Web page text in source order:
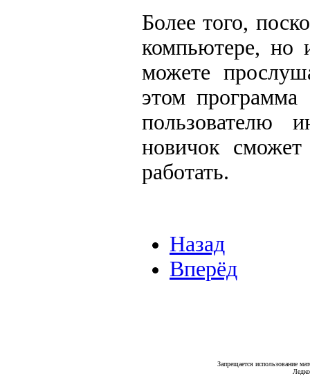
Более того,
компьютере, но
можете
этом
пользователю
новичок
работать.
Назад
Вперёд
Запрещается использование